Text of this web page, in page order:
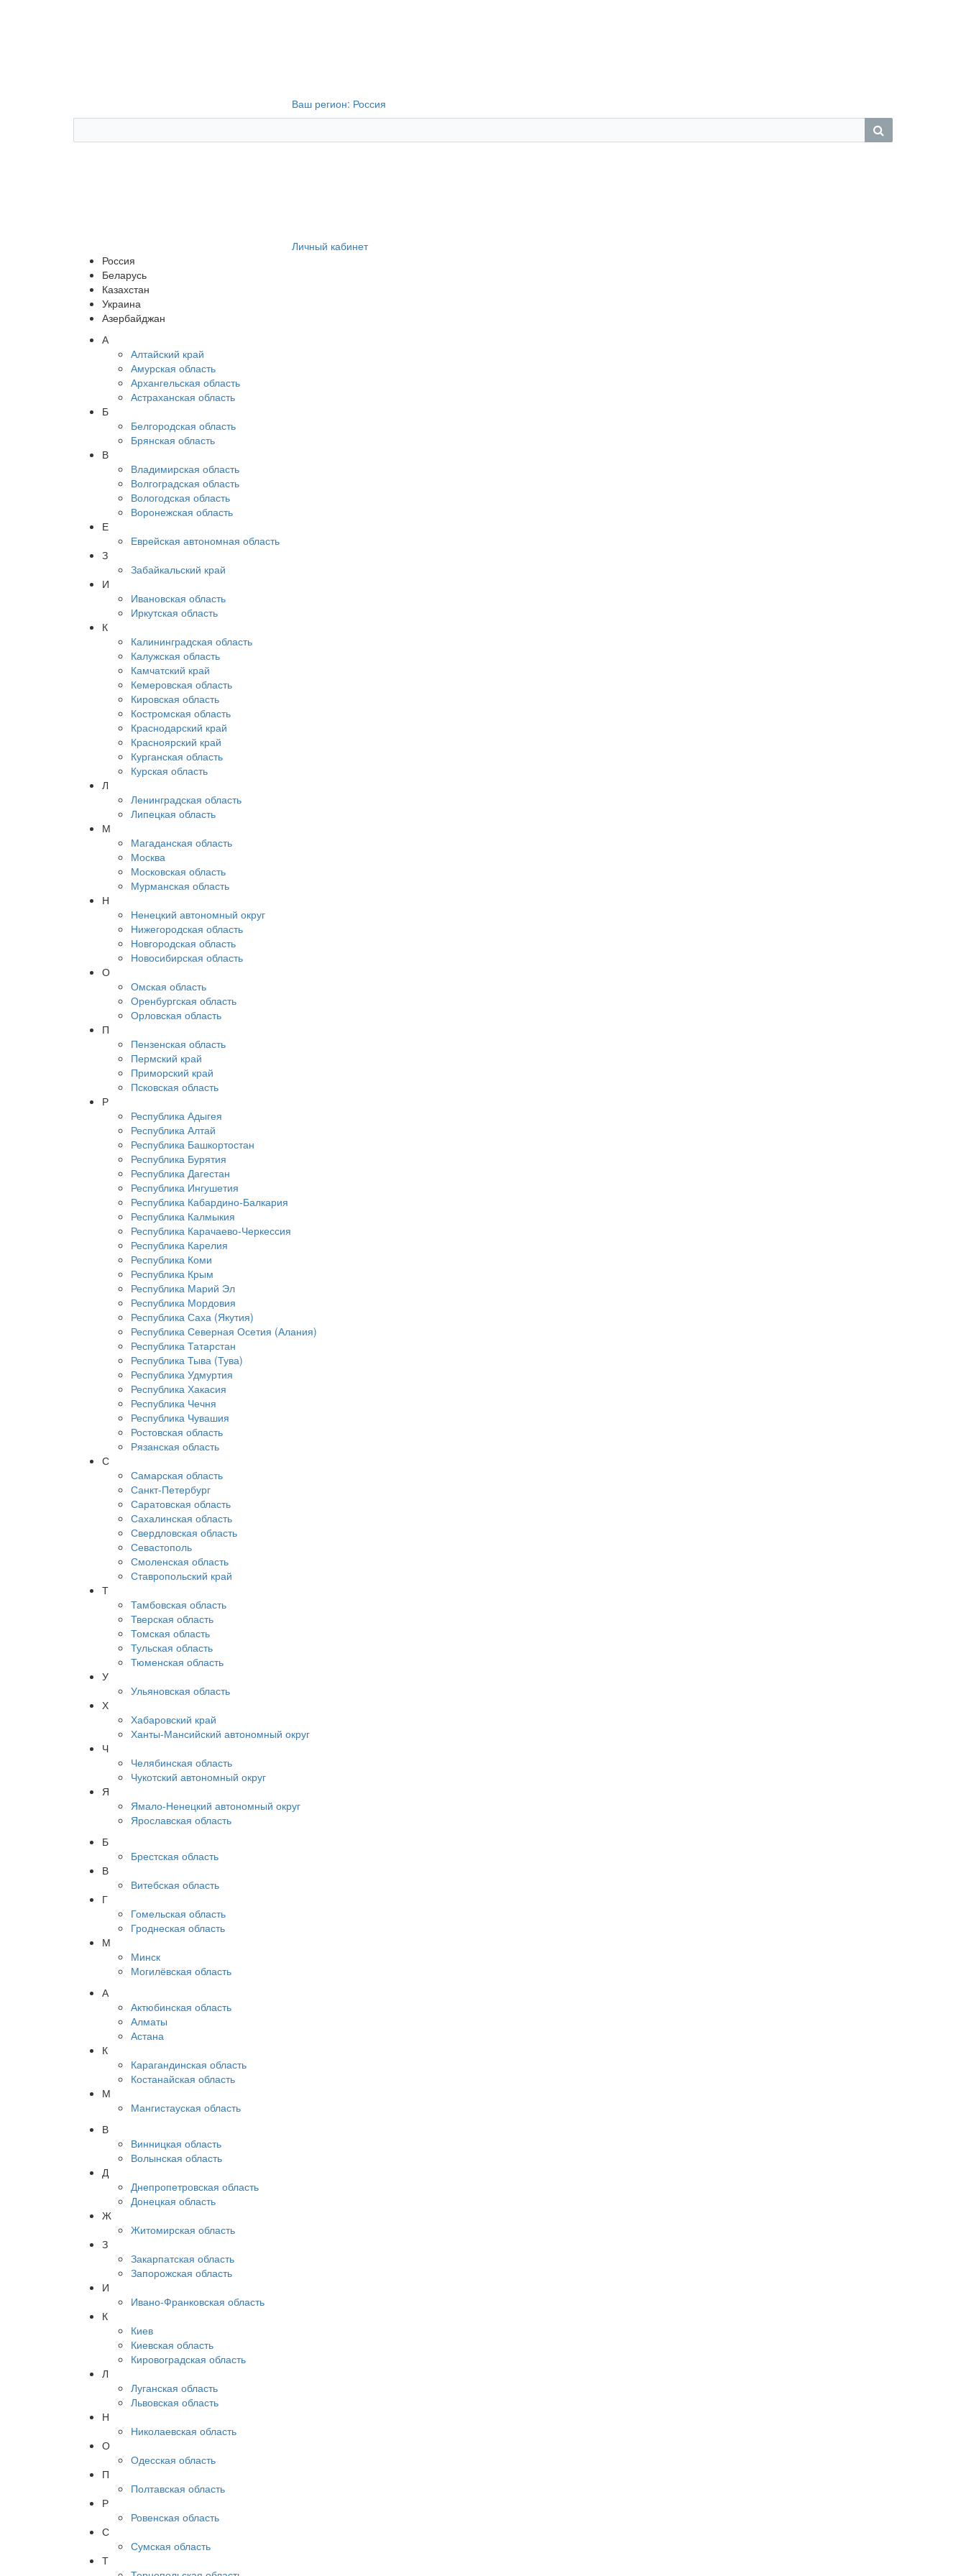
Ваш регион: Россия
Личный кабинет
Россия
Беларусь
Казахстан
Украина
Азербайджан
А
Алтайский край
Амурская область
Архангельская область
Астраханская область
Б
Белгородская область
Брянская область
В
Владимирская область
Волгоградская область
Вологодская область
Воронежская область
Е
Еврейская автономная область
З
Забайкальский край
И
Ивановская область
Иркутская область
К
Калининградская область
Калужская область
Камчатский край
Кемеровская область
Кировская область
Костромская область
Краснодарский край
Красноярский край
Курганская область
Курская область
Л
Ленинградская область
Липецкая область
М
Магаданская область
Москва
Московская область
Мурманская область
Н
Ненецкий автономный округ
Нижегородская область
Новгородская область
Новосибирская область
О
Омская область
Оренбургская область
Орловская область
П
Пензенская область
Пермский край
Приморский край
Псковская область
Р
Республика Адыгея
Республика Алтай
Республика Башкортостан
Республика Бурятия
Республика Дагестан
Республика Ингушетия
Республика Кабардино-Балкария
Республика Калмыкия
Республика Карачаево-Черкессия
Республика Карелия
Республика Коми
Республика Крым
Республика Марий Эл
Республика Мордовия
Республика Саха (Якутия)
Республика Северная Осетия (Алания)
Республика Татарстан
Республика Тыва (Тува)
Республика Удмуртия
Республика Хакасия
Республика Чечня
Республика Чувашия
Ростовская область
Рязанская область
С
Самарская область
Санкт-Петербург
Саратовская область
Сахалинская область
Свердловская область
Севастополь
Смоленская область
Ставропольский край
Т
Тамбовская область
Тверская область
Томская область
Тульская область
Тюменская область
У
Ульяновская область
Х
Хабаровский край
Ханты-Мансийский автономный округ
Ч
Челябинская область
Чукотский автономный округ
Я
Ямало-Ненецкий автономный округ
Ярославская область
Б
Брестская область
В
Витебская область
Г
Гомельская область
Гроднеская область
М
Минск
Могилёвская область
А
Актюбинская область
Алматы
Астана
К
Карагандинская область
Костанайская область
М
Мангистауская область
В
Винницкая область
Волынская область
Д
Днепропетровская область
Донецкая область
Ж
Житомирская область
З
Закарпатская область
Запорожская область
И
Ивано-Франковская область
К
Киев
Киевская область
Кировоградская область
Л
Луганская область
Львовская область
Н
Николаевская область
О
Одесская область
П
Полтавская область
Р
Ровенская область
С
Сумская область
Т